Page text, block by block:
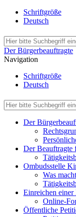
Schriftgröße
Deutsch
Der Bürgerbeauftragte
Navigation
Schriftgröße
Deutsch
Der
Der Beauftragte
Ombudsstelle
Was
Einreichen
Online-
Öffentliche